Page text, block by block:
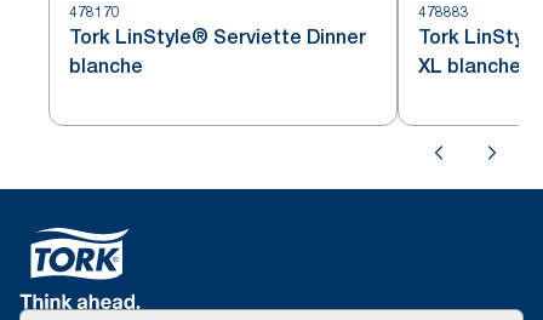
478170
Tork LinStyle® Serviette Dinner
blanche
478883
Tork
XL blanche